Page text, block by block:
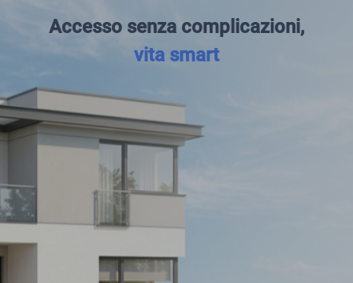
Accesso senza complicazioni,
vita smart